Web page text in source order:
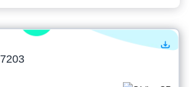
7203